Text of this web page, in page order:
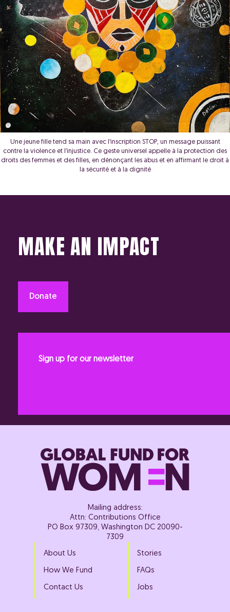
Une jeune fille tend sa main avec l’inscription STOP, un message puissant
contre la violence et l’injustice. Ce geste universel appelle à la protection des
droits des femmes et des filles, en dénonçant les abus et en affirmant le droit à
la sécurité et à la dignité
MAKE AN IMPACT
Donate
Sign up for our newsletter
Mailing address:
Attn: Contributions Office
PO Box 97309, Washington DC 20090-
7309
About Us
How We Fund
Contact Us
Stories
FAQs
Jobs